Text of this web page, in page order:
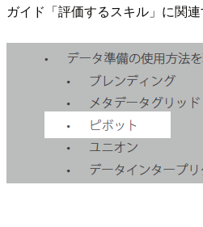
ガイド「評価するスキル」に関連